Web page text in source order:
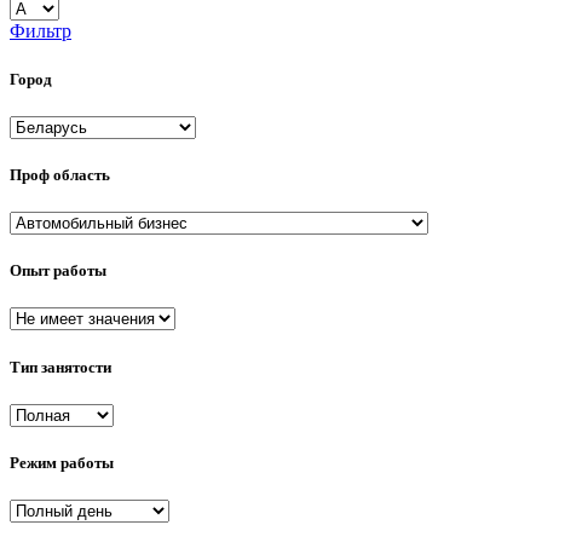
Фильтр
Город
Проф область
Опыт работы
Тип занятости
Режим работы